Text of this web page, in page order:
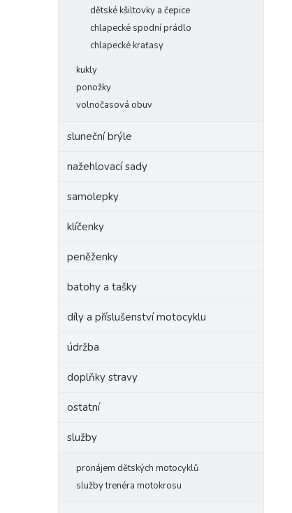
dětské kšiltovky a čepice
chlapecké spodní prádlo
chlapecké kraťasy
kukly
ponožky
volnočasová obuv
sluneční brýle
nažehlovací sady
samolepky
klíčenky
peněženky
batohy a tašky
díly a příslušenství motocyklu
údržba
doplňky stravy
ostatní
služby
pronájem dětských motocyklů
služby trenéra motokrosu